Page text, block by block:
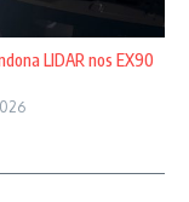
LIDAR nos EX90